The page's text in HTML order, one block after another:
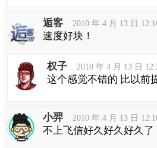
逅客 2010 年 4 月 13 日
速度好块！
权子 2010 年 4 月 13 日
这个感觉不错的 比以前
小羿 2010 年 4 月 13 日
不上飞信好久好久好久了